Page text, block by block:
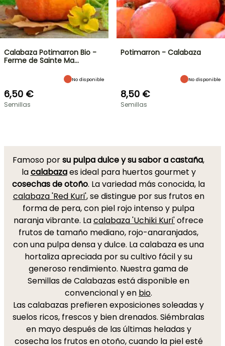
Calabaza Potimarron Bio -
Ferme de Sainte Ma…
No disponible
6,50 €
Semillas
Potimarron - Calabaza
No disponible
8,50 €
Semillas
Famoso porsu pulpa dulce y su sabor a castaña,
lacalabazaes ideal para huertos gourmet y
cosechas de otoño. La variedad más conocida, la
calabaza 'Red Kuri', se distingue por sus frutos en
forma de pera, con piel rojo intenso y pulpa
naranja vibrante. Lacalabaza 'Uchiki Kuri'ofrece
frutos de tamaño mediano, rojo-anaranjados,
con una pulpa densa y dulce. La calabaza es una
hortaliza apreciada por su cultivo fácil y su
generoso rendimiento. Nuestra gama de
Semillas de Calabazas está disponible en
convencional y en bio.
Las calabazas prefieren exposiciones soleadas y
suelos ricos, frescos y bien drenados. Siémbralas
en mayo después de las últimas heladas y
cosecha los frutos en otoño, cuando la piel esté